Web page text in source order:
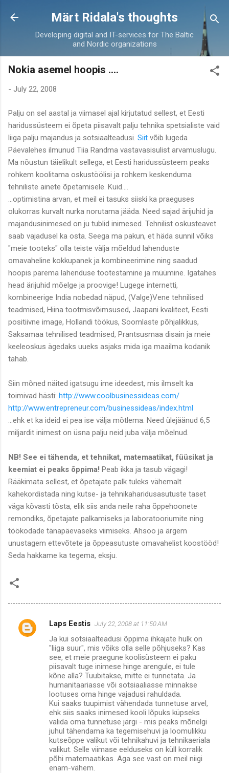
Skip to main content
Märt Ridala's thoughts
Developing digital and IT-services for The Baltic
and Nordic organizations
Nokia asemel hoopis ....
- July 22, 2008
Palju on sel aastal ja viimasel ajal kirjutatud sellest, et Eesti
haridussüsteem ei õpeta piisavalt palju tehnika spetsialiste vaid
liiga palju majandus ja sotsiaalteadusi. Siit võib lugeda
Päevalehes ilmunud Tiia Randma vastavasisulist arvamuslugu.
Ma nõustun täielikult sellega, et Eesti haridussüsteem peaks
rohkem koolitama oskustöölisi ja rohkem keskenduma
tehniliste ainete õpetamisele. Kuid....
...optimistina arvan, et meil ei tasuks siiski ka praeguses
olukorras kurvalt nurka norutama jääda. Need sajad ärijuhid ja
majandusinimesed on ju tublid inimesed. Tehnilist oskusteavet
saab vajadusel ka osta. Seega ma pakun, et häda sunnil võiks
"meie tooteks" olla teiste välja mõeldud lahenduste
omavaheline kokkupanek ja kombineerimine ning saadud
hoopis parema lahenduse tootestamine ja müümine. Igatahes
head ärijuhid mõelge ja proovige! Lugege internetti,
kombineerige India nobedad näpud, (Valge)Vene tehnilised
teadmised, Hiina tootmisvõimsused, Jaapani kvaliteet, Eesti
positiivne image, Hollandi töökus, Soomlaste põhjalikkus,
Saksamaa tehnilised teadmised, Prantsusmaa disain ja meie
keeleoskus ägedaks uueks asjaks mida iga maailma kodanik
tahab.
Siin mõned näited igatsugu ime ideedest, mis ilmselt ka
toimivad hästi: http://www.coolbusinessideas.com/
http://www.entrepreneur.com/businessideas/index.html
...ehk et ka ideid ei pea ise välja mõtlema. Need ülejäänud 6,5
miljardit inimest on üsna palju neid juba välja mõelnud.
NB! See ei tähenda, et tehnikat, matemaatikat, füüsikat ja
keemiat ei peaks õppima! Peab ikka ja tasub vägagi!
Rääkimata sellest, et õpetajate palk tuleks vähemalt
kahekordistada ning kutse- ja tehnikaharidusasutuste taset
väga kõvasti tõsta, elik siis anda neile raha õppehoonete
remondiks, õpetajate palkamiseks ja laboratooriumite ning
töökodade tänapäevaseks viimiseks. Ahsoo ja ärgem
unustagem ettevõtete ja õppeasutuste omavahelist koostööd!
Seda hakkame ka tegema, eksju.
C
Laps Eestis July 22, 2008 at 11:50 AM
Ja kui sotsiaalteadusi õppima ihkajate hulk on
"liiga suur", mis võiks olla selle põhjuseks? Kas
see, et meie praegune koolisüsteem ei paku
piisavalt tuge inimese hinge arengule, ei tule
kõne alla? Tuubitakse, mitte ei tunnetata. Ja
humanitaariasse või sotsiaaliasse minnakse
lootuses oma hinge vajadusi rahuldada.
Kui saaks tuupimist vähendada tunnetuse arvel,
ehk siis saaks inimesed kooli lõpuks küpseks
valida oma tunnetuse järgi - mis peaks mõnelgi
juhul tähendama ka tegemisehuvi ja loomulikku
kutseõppe valikut või tehnikahuvi ja tehnikaeriala
valikut. Selle viimase eelduseks on küll korralik
põhi matemaatikas. Aga see vast on meil niigi
enam-vähem.